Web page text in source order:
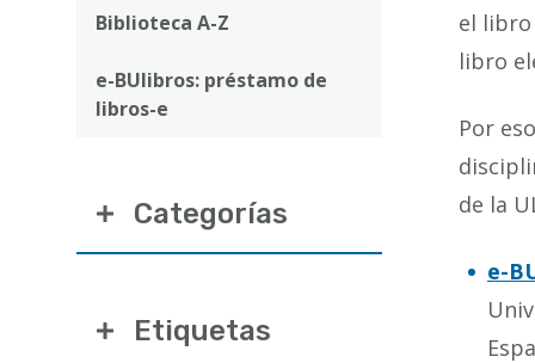
Biblioteca A-Z
e-BUlibros: préstamo de
libros-e
Categorías
Etiquetas
el libro
libro
Por
de la
e-